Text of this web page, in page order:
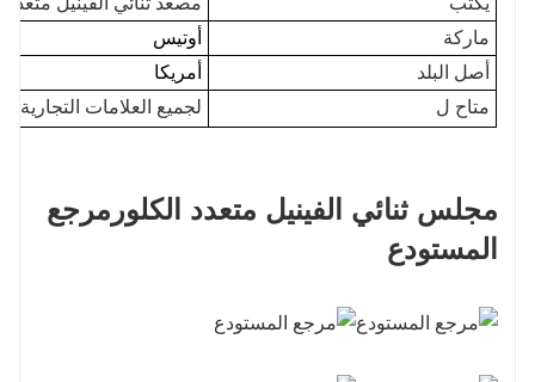
ماركة
أوتيس
أصل البلد
أمريكا
متاح ل
لجميع العلامات
مجلس ثنائي الفينيل متعدد الكلور مرجع
المستودع